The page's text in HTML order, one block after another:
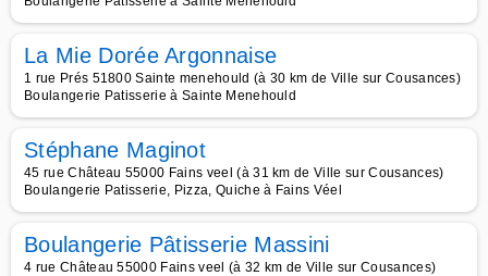
La Mie Dorée Argonnaise
1 rue Prés 51800 Sainte menehould (à 30 km de Ville sur Cousances)
Boulangerie Patisserie à Sainte Menehould
Stéphane Maginot
45 rue Château 55000 Fains veel (à 31 km de Ville sur Cousances)
Boulangerie Patisserie, Pizza, Quiche à Fains Véel
Boulangerie Pâtisserie Massini
4 rue Château 55000 Fains veel (à 32 km de Ville sur Cousances)